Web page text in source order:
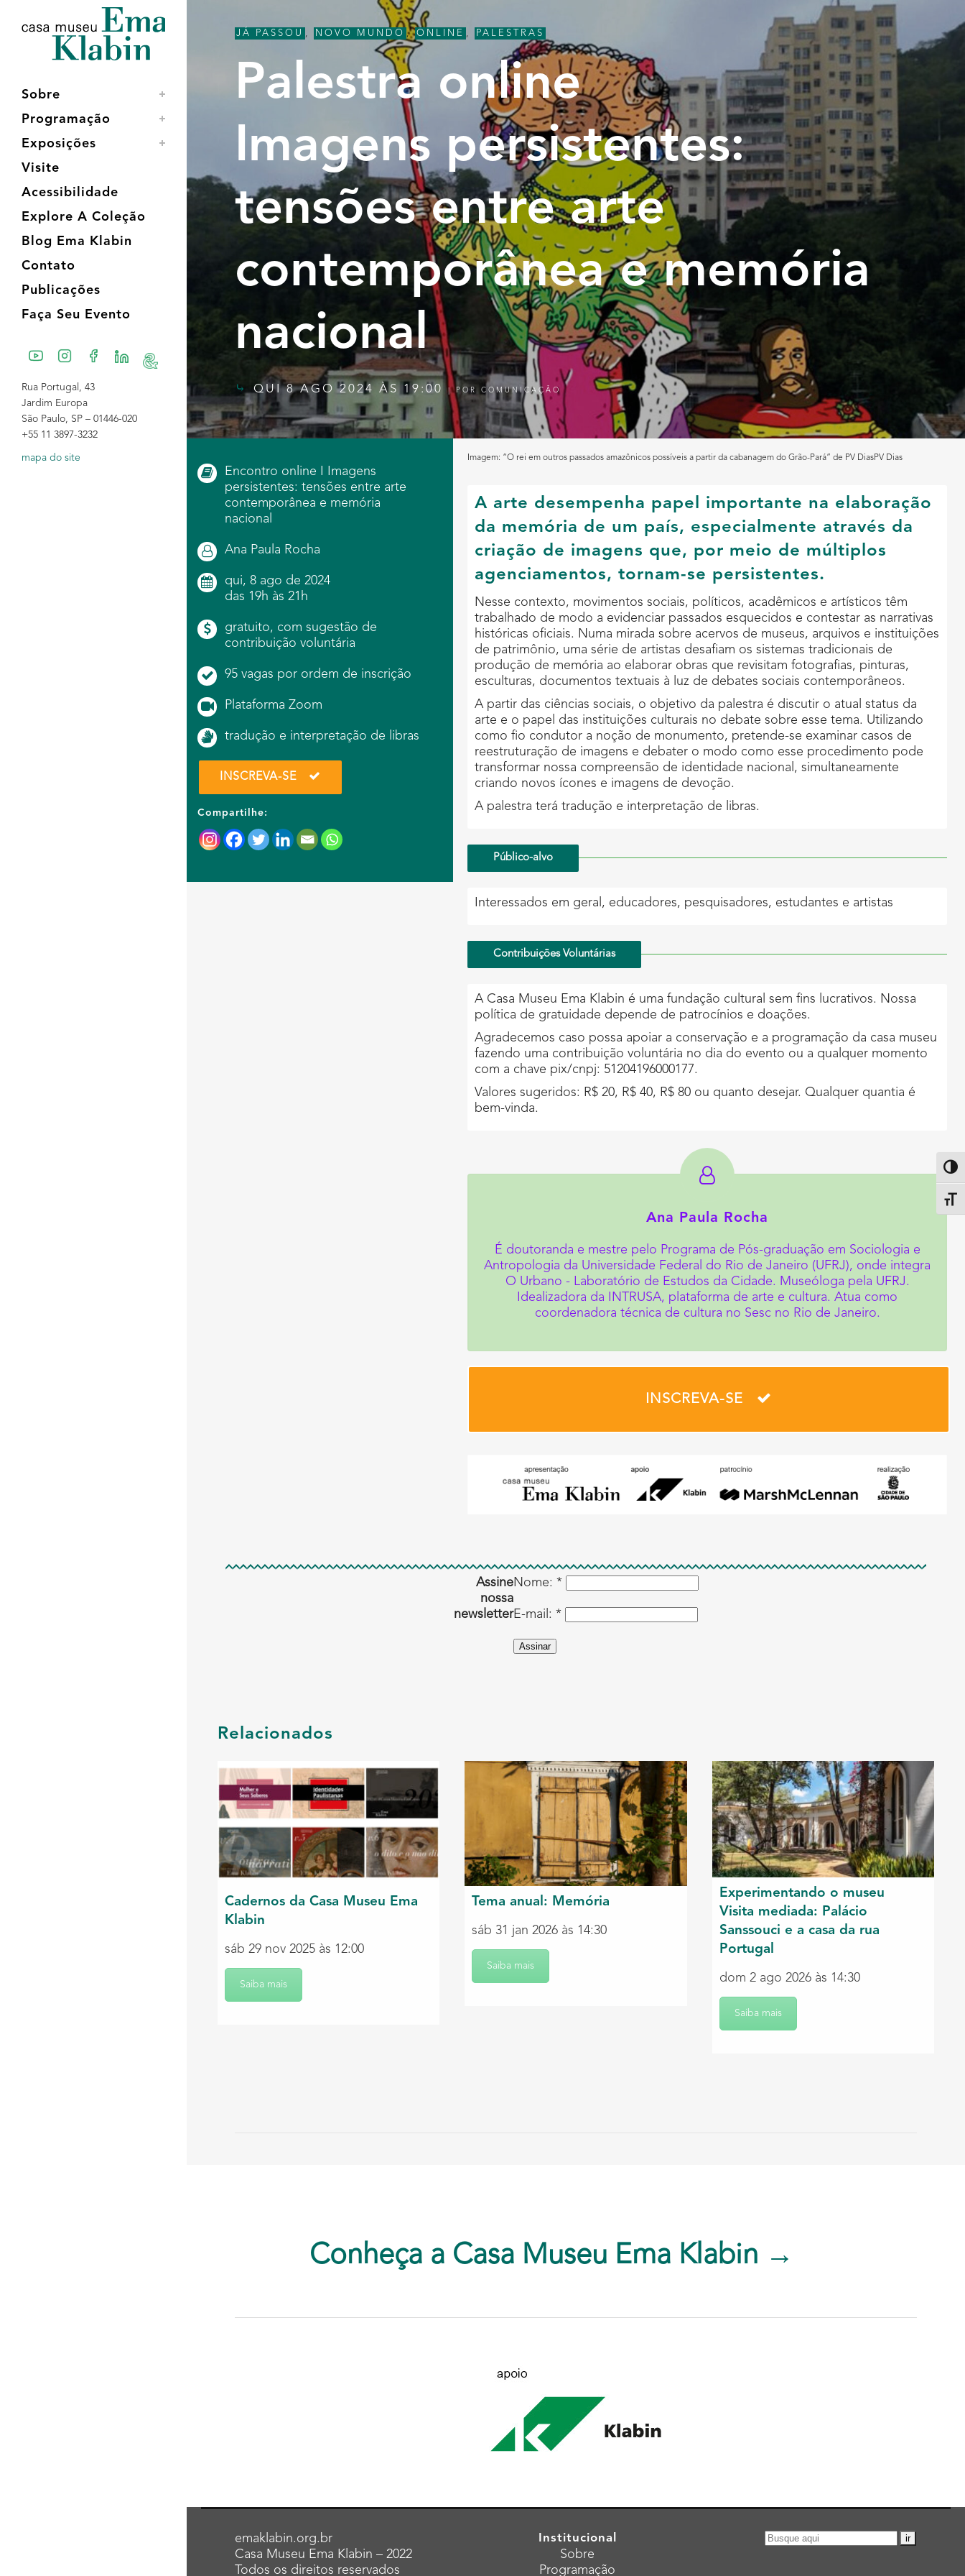
conteúdo
navegação
Sobre
Programação
Exposições
Visite
Acessibilidade
Explore A Coleção
Blog Ema Klabin
Contato
Publicações
Faça Seu Evento
Rua Portugal, 43
Jardim Europa
São Paulo, SP – 01446-020
+55 11 3897-3232
mapa do site
JÁ PASSOU , NOVO MUNDO ,ONLINE , PALESTRAS
Palestra online
Imagens persistentes:
tensões entre arte
contemporânea e memória
nacional
QUI 8 AGO 2024 ÀS 19:00| POR COMUNICAÇÃO
Encontro online I Imagens
persistentes: tensões entre arte
contemporânea e memória
nacional
Ana Paula Rocha
qui, 8 ago de 2024
das 19h às 21h
gratuito, com sugestão de
contribuição voluntária
95 vagas por ordem de inscrição
Plataforma Zoom
tradução e interpretação de libras
INSCREVA-SE
Compartilhe:
Imagem: “O rei em outros passados amazônicos possíveis a partir da cabanagem do Grão-Pará” de PV DiasPV Dias
A arte desempenha papel importante na elaboração
da memória de um país, especialmente através da
criação de imagens que, por meio de múltiplos
agenciamentos, tornam-se persistentes.
Nesse contexto, movimentos sociais, políticos, acadêmicos e artísticos têm
trabalhado de modo a evidenciar passados esquecidos e contestar as narrativas
históricas oficiais. Numa mirada sobre acervos de museus, arquivos e instituições
de patrimônio, uma série de artistas desafiam os sistemas tradicionais de
produção de memória ao elaborar obras que revisitam fotografias, pinturas,
esculturas, documentos textuais à luz de debates sociais contemporâneos.
A partir das ciências sociais, o objetivo da palestra é discutir o atual status da
arte e o papel das instituições culturais no debate sobre esse tema. Utilizando
como fio condutor a noção de monumento, pretende-se examinar casos de
reestruturação de imagens e debater o modo como esse procedimento pode
transformar nossa compreensão de identidade nacional, simultaneamente
criando novos ícones e imagens de devoção.
A palestra terá tradução e interpretação de libras.
Público-alvo
Interessados em geral, educadores, pesquisadores, estudantes e artistas
Contribuições Voluntárias
A Casa Museu Ema Klabin é uma fundação cultural sem fins lucrativos. Nossa
política de gratuidade depende de patrocínios e doações.
Agradecemos caso possa apoiar a conservação e a programação da casa museu
fazendo uma contribuição voluntária no dia do evento ou a qualquer momento
com a chave pix/cnpj: 51204196000177.
Valores sugeridos: R$ 20, R$ 40, R$ 80 ou quanto desejar. Qualquer quantia é
bem-vinda.
Ana Paula Rocha
É doutoranda e mestre pelo Programa de Pós-graduação em Sociologia e
Antropologia da Universidade Federal do Rio de Janeiro (UFRJ), onde integra
O Urbano - Laboratório de Estudos da Cidade. Museóloga pela UFRJ.
Idealizadora da INTRUSA, plataforma de arte e cultura. Atua como
coordenadora técnica de cultura no Sesc no Rio de Janeiro.
INSCREVA-SE
Assine
nossa
newsletter
Nome: *
E-mail: *
Assinar
Relacionados
Cadernos da Casa Museu Ema
Klabin
sáb 29 nov 2025 às 12:00
Saiba mais
Tema anual: Memória
sáb 31 jan 2026 às 14:30
Saiba mais
Experimentando o museu
Visita mediada: Palácio
Sanssouci e a casa da rua
Portugal
dom 2 ago 2026 às 14:30
Saiba mais
Conheça a Casa Museu Ema Klabin →
emaklabin.org.br
Casa Museu Ema Klabin – 2022
Todos os direitos reservados
Institucional
Sobre
Programação
Pesquisar